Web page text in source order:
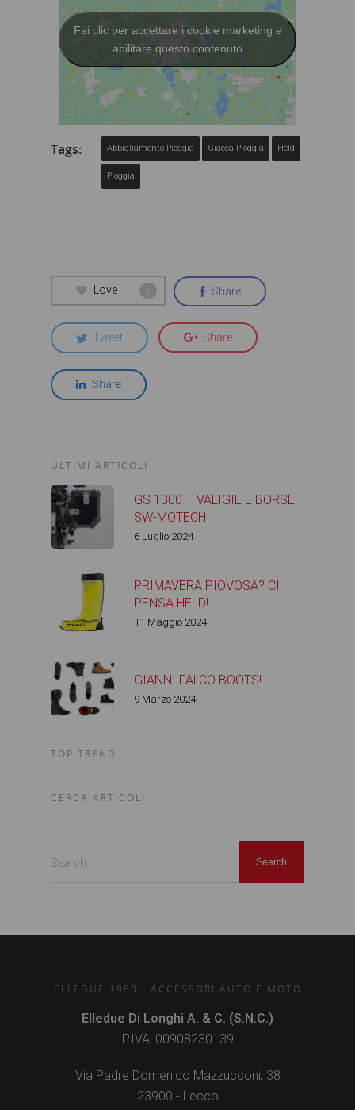
Fai clic per accettare i cookie marketing e
abilitare questo contenuto
Tags: Abbigliamento Pioggia Giacca Pioggia Held
Pioggia
Love 0 Share
Tweet Share
Share
ULTIMI ARTICOLI
GS 1300 – VALIGIE E BORSE
SW-MOTECH
6 Luglio 2024
PRIMAVERA PIOVOSA? CI
PENSA HELD!
11 Maggio 2024
GIANNI FALCO BOOTS!
9 Marzo 2024
TOP TREND
CERCA ARTICOLI
Search...
ELLEDUE 1980 - ACCESSORI AUTO E MOTO
Elledue Di Longhi A. & C. (S.N.C.)
P.IVA: 00908230139
Via Padre Domenico Mazzucconi, 38
23900 - Lecco